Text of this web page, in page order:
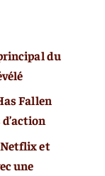
du
Fallen
et
une